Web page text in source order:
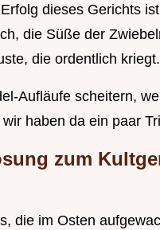
dieses Gerichts
die Süße der
die ordentlich kriegt.
Aufläufe scheitern,
haben da ein paar
zum
die im Osten